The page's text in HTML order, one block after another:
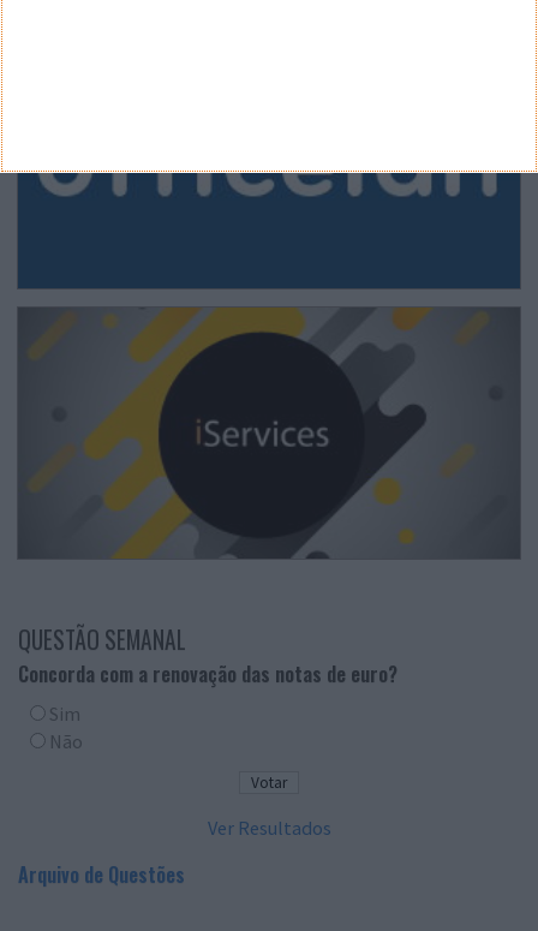
QUESTÃO SEMANAL
Concorda com a renovação das notas de euro?
Sim
Não
Ver Resultados
Arquivo de Questões